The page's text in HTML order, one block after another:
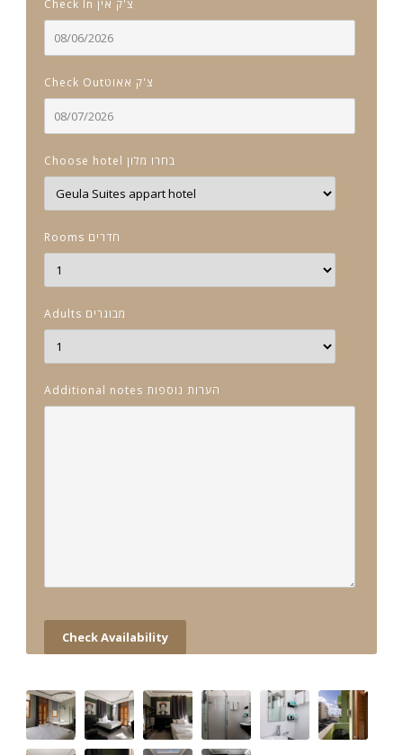
Check In צ'ק אין
Check Outצ'ק אאוט
Choose hotel בחרו מלון
Rooms חדרים
Adults מבוגרים
Additional notes הערות נוספות